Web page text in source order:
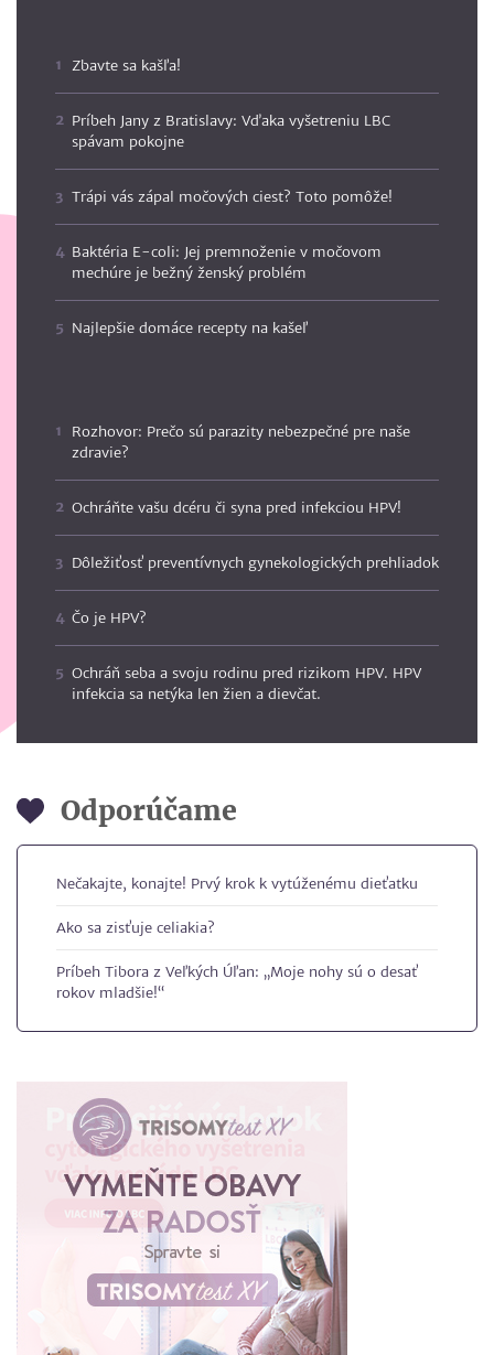
Zbavte sa kašľa!
Príbeh Jany z Bratislavy: Vďaka vyšetreniu LBC
spávam pokojne
Trápi vás zápal močových ciest? Toto pomôže!
Baktéria E-coli: Jej premnoženie v močovom
mechúre je bežný ženský problém
Najlepšie domáce recepty na kašeľ
Rozhovor: Prečo sú parazity nebezpečné pre naše
zdravie?
Ochráňte vašu dcéru či syna pred infekciou HPV!
Dôležiťosť preventívnych gynekologických prehliadok
Čo je HPV?
Ochráň seba a svoju rodinu pred rizikom HPV. HPV
infekcia sa netýka len žien a dievčat.
Odporúčame
Nečakajte, konajte! Prvý krok k vytúženému dieťatku
Ako sa zisťuje celiakia?
Príbeh Tibora z Veľkých Úľan: „Moje nohy sú o desať
rokov mladšie!“